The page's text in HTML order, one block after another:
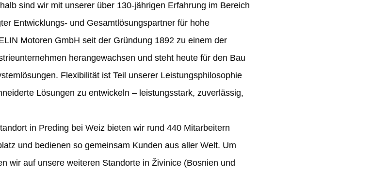
sind wir mit unserer über 130-jährigen Erfahrung im Bereich
Entwicklungs- und Gesamtlösungspartner für hohe
Motoren GmbH seit der Gründung 1892 zu einem der
herangewachsen und steht heute für den Bau
Flexibilität ist Teil unserer Leistungsphilosophie
Lösungen zu entwickeln – leistungsstark, zuverlässig,
in Preding bei Weiz bieten wir rund 440 Mitarbeitern
und bedienen so gemeinsam Kunden aus aller Welt. Um
wir auf unsere weiteren Standorte in Živinice (Bosnien und